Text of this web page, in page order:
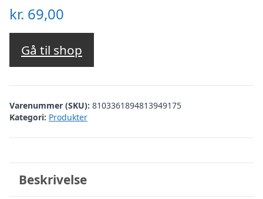
kr. 69,00
Gå til shop
Varenummer (SKU): 8103361894813949175
Kategori: Produkter
Beskrivelse